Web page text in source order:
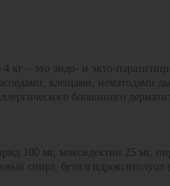
4 кг – это эндо- и экто-
клещами, нематодами
блошиного
100 мг, моксидектин 25 мг,
спирт,